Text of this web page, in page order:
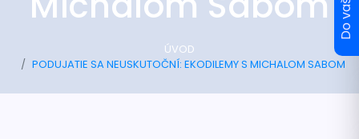
ÚVOD
PODUJATIE SA NEUSKUTOČNÍ: EKODILEMY S MICHALOM SABOM